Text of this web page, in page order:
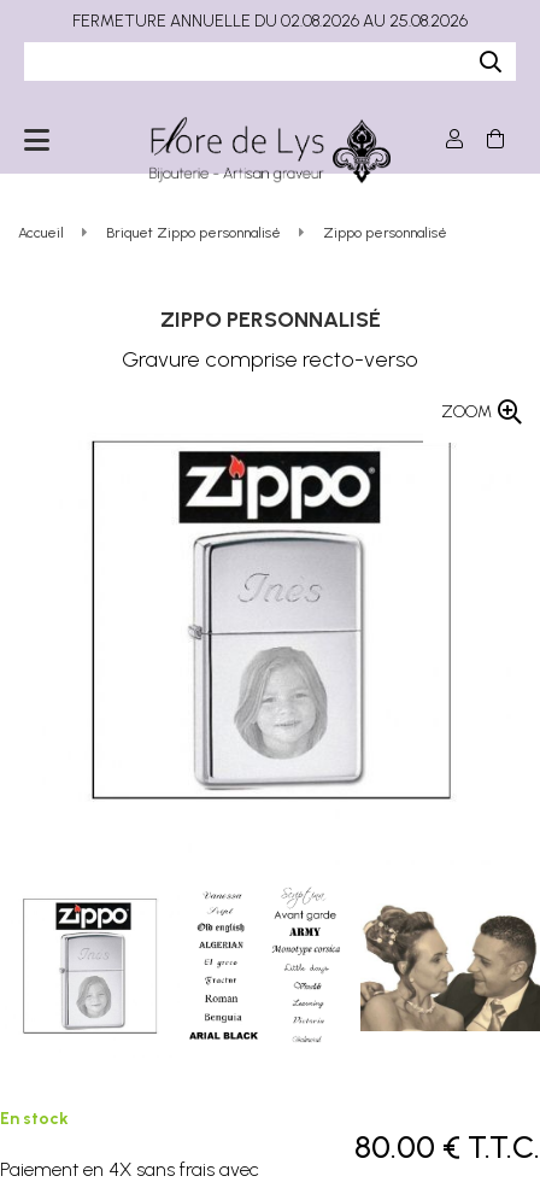
Accueil Briquet Zippo personnalisé Zippo personnalisé
ZIPPO PERSONNALISÉ
Gravure comprise recto-verso
ZOOM
80.00 € T.T.C.
En stock
Paiement en 4X sans frais avec
FERMETURE ANNUELLE DU 02.08.2026 AU 25.08.2026